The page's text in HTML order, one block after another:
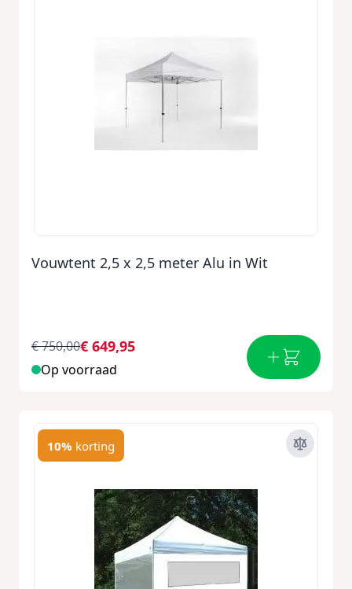
Vouwtent 2,5 x 2,5 meter Alu in Wit
€ 649,95
€ 750,00
Op voorraad
10% korting